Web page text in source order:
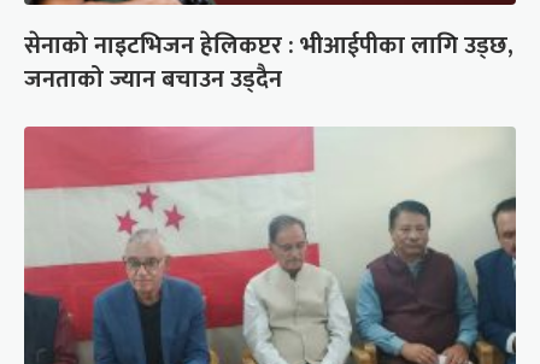
सेनाको नाइटभिजन हेलिकप्टर : भीआईपीका लागि उड्छ,
जनताको ज्यान बचाउन उड्दैन